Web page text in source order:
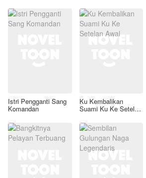
Istri Pengganti Sang
Komandan
Ku Kembalikan
Suami Ku Ke Setelan